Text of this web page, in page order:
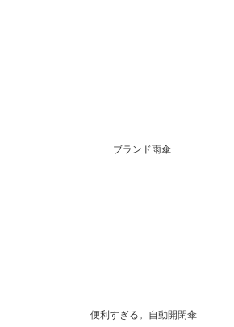
ブランド雨傘
便利すぎる。自動開閉傘